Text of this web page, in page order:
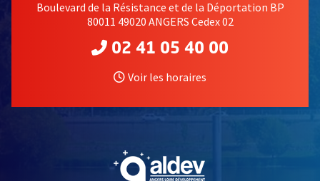
Boulevard de la Résistance et de la Déportation BP
80011 49020 ANGERS Cedex 02
02 41 05 40 00
Voir les horaires